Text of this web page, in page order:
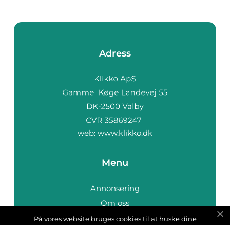
Adress
web: www.klikko.dk
Menu
Annonsering
Om oss
Cookies
På vores website bruges cookies til at huske dine